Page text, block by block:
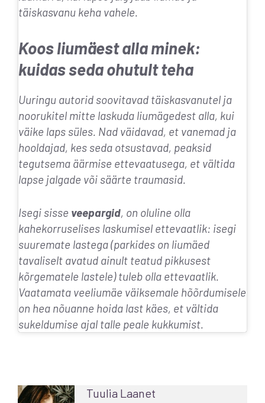
täiskasvanu keha vahele.
Koos liumäest alla minek:
kuidas seda ohutult teha
Uuringu autorid soovitavad täiskasvanutel ja
noorukitel mitte laskuda liumägedest alla, kui
väike laps süles. Nad väidavad, et vanemad ja
hooldajad, kes seda otsustavad, peaksid
tegutsema äärmise ettevaatusega, et vältida
lapse jalgade või säärte traumasid.
Isegi sisse veepargid, on oluline olla
kahekorruselises laskumisel ettevaatlik: isegi
suuremate lastega (parkides on liumäed
tavaliselt avatud ainult teatud pikkusest
kõrgematele lastele) tuleb olla ettevaatlik.
Vaatamata veeliumäe väiksemale hõõrdumisele
on hea nõuanne hoida last käes, et vältida
sukeldumise ajal talle peale kukkumist.
Tuulia Laanet